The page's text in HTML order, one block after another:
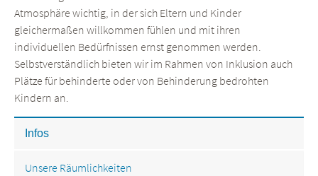
Atmosphäre wichtig, in der sich Eltern und Kinder
gleichermaßen willkommen fühlen und mit ihren
individuellen Bedürfnissen ernst genommen werden.
Selbstverständlich bieten wir im Rahmen von Inklusion auch
Plätze für behinderte oder von Behinderung bedrohten
Kindern an.
Infos
Unsere Räumlichkeiten